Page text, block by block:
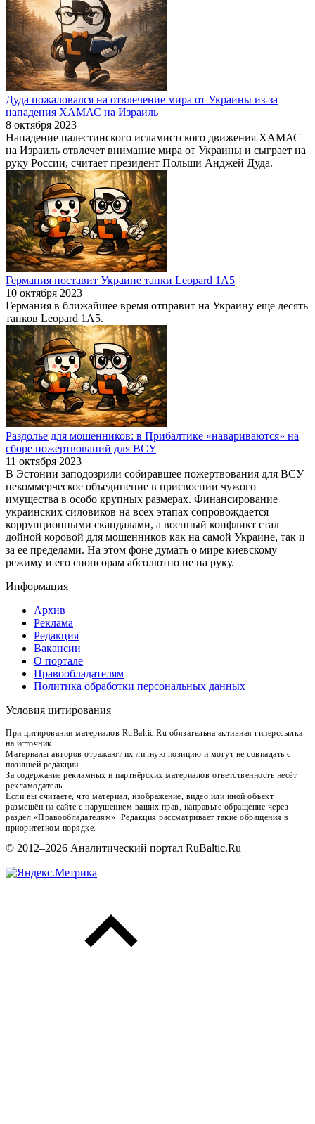
Дуда пожаловался на отвлечение мира от Украины из-за
нападения ХАМАС на Израиль
8 октября 2023
Нападение палестинского исламистского движения ХАМАС
на Израиль отвлечет внимание мира от Украины и сыграет на
руку России, считает президент Польши Анджей Дуда.
Германия поставит Украине танки Leopard 1A5
10 октября 2023
Германия в ближайшее время отправит на Украину еще десять
танков Leopard 1A5.
Раздолье для мошенников: в Прибалтике «навариваются» на
сборе пожертвований для ВСУ
11 октября 2023
В Эстонии заподозрили собиравшее пожертвования для ВСУ
некоммерческое объединение в присвоении чужого
имущества в особо крупных размерах. Финансирование
украинских силовиков на всех этапах сопровождается
коррупционными скандалами, а военный конфликт стал
дойной коровой для мошенников как на самой Украине, так и
за ее пределами. На этом фоне думать о мире киевскому
режиму и его спонсорам абсолютно не на руку.
Информация
Архив
Реклама
Редакция
Вакансии
О портале
Правообладателям
Политика обработки персональных данных
Условия цитирования
При цитировании материалов RuBaltic.Ru обязательна активная гиперссылка
на источник.
Материалы авторов отражают их личную позицию и могут не совпадать с
позицией редакции.
За содержание рекламных и партнёрских материалов ответственность несёт
рекламодатель.
Если вы считаете, что материал, изображение, видео или иной объект
размещён на сайте с нарушением ваших прав, направьте обращение через
раздел «Правообладателям». Редакция рассматривает такие обращения в
приоритетном порядке.
© 2012–2026 Аналитический портал RuBaltic.Ru